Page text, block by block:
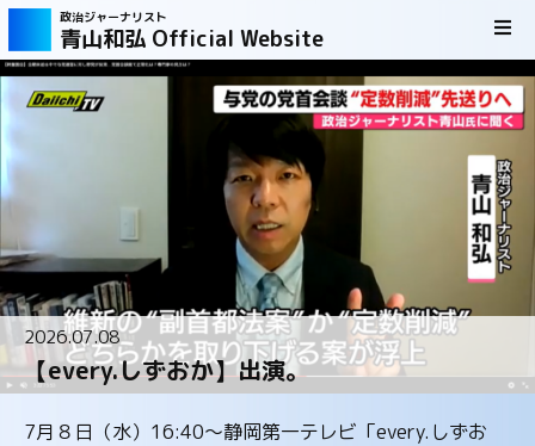
政治ジャーナリスト
青山和弘 Official Website
2026.07.08
【every.しずおか】出演。
7月８日（水）16:40～静岡第一テレビ「every.しずお